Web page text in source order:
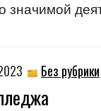
значимой
Без рубрики